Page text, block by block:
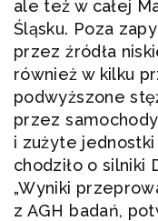
ale też w całej
Śląsku. Poza
przez źródła
również w kilku
podwyższone
przez
i zużyte
chodziło o silniki
„Wyniki
z AGH badań,